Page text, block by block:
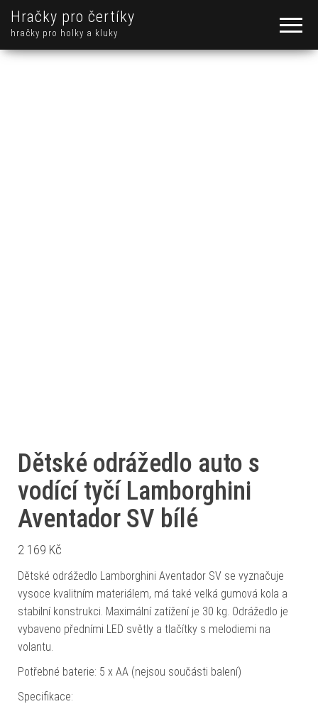
Hračky pro čertíky
hračky pro holky a kluky
Dětské odrážedlo auto s
vodící tyčí Lamborghini
Aventador SV bílé
2 169 Kč
Dětské odrážedlo Lamborghini Aventador SV se vyznačuje
vysoce kvalitním materiálem, má také velká gumová kola a
stabilní konstrukci. Maximální zatížení je 30 kg. Odrážedlo je
vybaveno předními LED světly a tlačítky s melodiemi na
volantu.
Potřebné baterie: 5 x AA (nejsou součásti balení)
Specifikace: